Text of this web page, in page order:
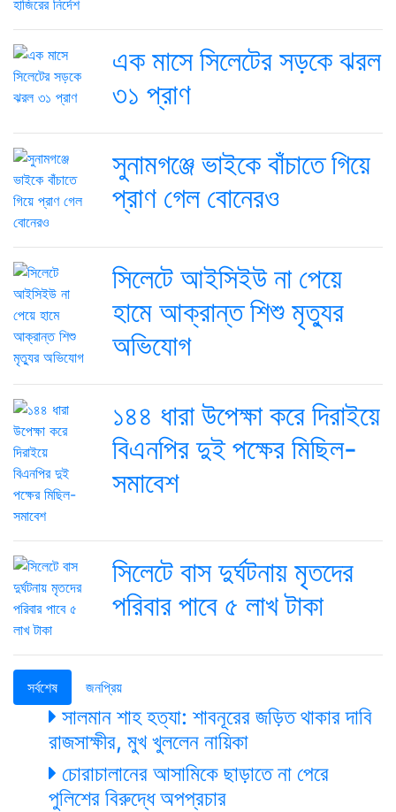
এক মাসে সিলেটের সড়কে ঝরল
৩১ প্রাণ
সুনামগঞ্জে ভাইকে বাঁচাতে গিয়ে
প্রাণ গেল বোনেরও
সিলেটে আইসিইউ না পেয়ে
হামে আক্রান্ত শিশু মৃত্যুর
অভিযোগ
১৪৪ ধারা উপেক্ষা করে দিরাইয়ে
বিএনপির দুই পক্ষের মিছিল-
সমাবেশ
সিলেটে বাস দুর্ঘটনায় মৃতদের
পরিবার পাবে ৫ লাখ টাকা
সর্বশেষ জনপ্রিয়
সালমান শাহ হত্যা: শাবনূরের জড়িত থাকার দাবি
রাজসাক্ষীর, মুখ খুললেন নায়িকা
চোরাচালানের আসামিকে ছাড়াতে না পেরে
পুলিশের বিরুদ্ধে অপপ্রচার